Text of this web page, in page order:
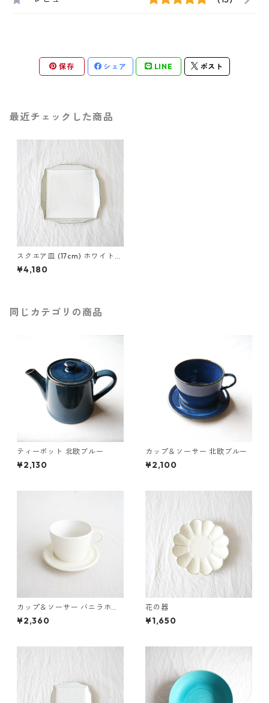
保存 シェア LINE ポスト
最近チェックした商品
スクエア皿 (17cm) ホワイトア
ッシュ
¥4,180
同じカテゴリの商品
ティーポット 北欧ブルー
¥2,130
カップ＆ソーサー 北欧ブルー
¥2,100
カップ＆ソーサー バニラホワ
イト
¥2,360
花の器
¥1,650